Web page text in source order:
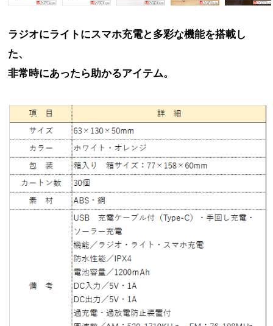
ラジオにライトにスマホ充電と多彩な機能を搭載し
た、
非常時にあったら助かるアイテム。